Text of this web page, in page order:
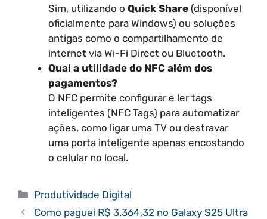
Sim, utilizando o Quick Share (disponível
oficialmente para Windows) ou soluções
antigas como o compartilhamento de
internet via Wi-Fi Direct ou Bluetooth.
Qual a utilidade do NFC além dos
pagamentos?
O NFC permite configurar e ler tags
inteligentes (NFC Tags) para automatizar
ações, como ligar uma TV ou destravar
uma porta inteligente apenas encostando
o celular no local.
Categorias
Produtividade Digital
Como paguei R$ 3.364,32 no Galaxy S25 Ultra